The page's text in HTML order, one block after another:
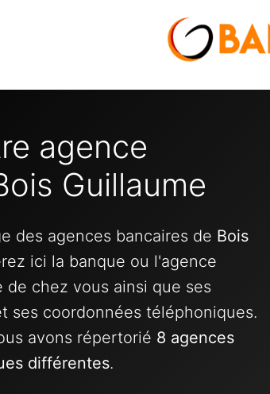
agence
Guillaume
des agences bancaires de Bois
ici la banque ou l'agence
de chez vous ainsi que ses
ses coordonnées téléphoniques.
avons répertorié 8 agences
différentes.